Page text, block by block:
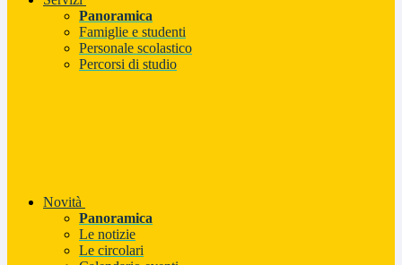
Panoramica
Famiglie e studenti
Personale scolastico
Percorsi di studio
Novità
Panoramica
Le notizie
Le circolari